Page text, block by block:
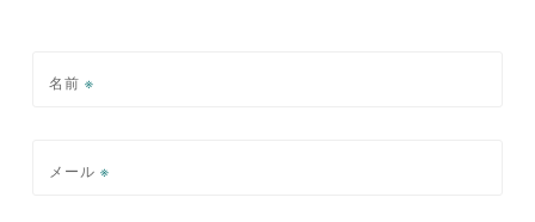
名前 ※
メール ※